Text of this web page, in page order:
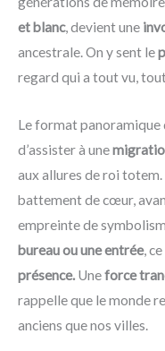
et blanc, devient une
ancestrale. On y sent le
regard qui a tout vu,
Le format
d’assister à une
aux allures de roi totem.
battement de cœur,
empreinte de
bureau ou une entrée,
présence. Uneforce
rappelle que le monde
anciens que nos villes.